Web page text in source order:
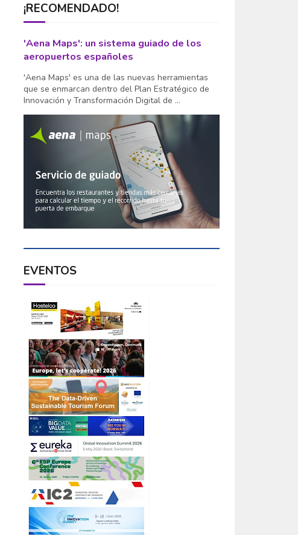
¡RECOMENDADO!
'Aena Maps': un sistema guiado de los
aeropuertos españoles
'Aena Maps' es una de las nuevas herramientas
que se enmarcan dentro del Plan Estratégico de
Innovación y Transformación Digital de ...
EVENTOS